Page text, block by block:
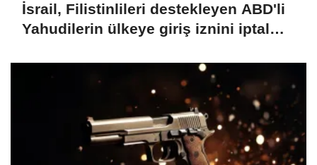
İsrail, Filistinlileri destekleyen ABD'li
Yahudilerin ülkeye giriş iznini iptal